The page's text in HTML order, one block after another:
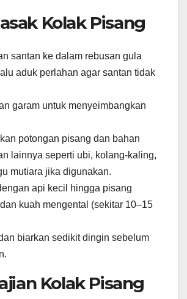
Kolak Pisang
santan ke dalam rebusan gula
aduk perlahan agar santan tidak
garam untuk menyeimbangkan
potongan pisang dan bahan
lainnya seperti ubi, kolang-kaling,
mutiara jika digunakan.
api kecil hingga pisang
kuah mengental (sekitar 10–15
biarkan sedikit dingin sebelum
Kolak Pisang